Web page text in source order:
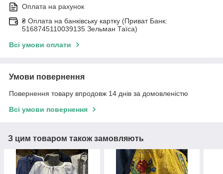
Оплата на рахунок
₴ Оплата на банківську картку (Приват Банк:
5168745110039135 Зельман Таїса)
Всі умови оплати
Умови повернення
Повернення товару впродовж 14 днів за домовленістю
Всі умови повернення
З цим товаром також замовляють